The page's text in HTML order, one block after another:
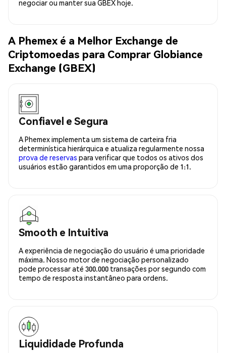
negociar ou manter sua GBEX hoje.
A Phemex é a Melhor Exchange de
Criptomoedas para Comprar Globiance
Exchange (GBEX)
Confiavel e Segura
A Phemex implementa um sistema de carteira fria
determinística hierárquica e atualiza regularmente nossa
prova de reservas para verificar que todos os ativos dos
usuários estão garantidos em uma proporção de 1:1.
Smooth e Intuitiva
A experiência de negociação do usuário é uma prioridade
máxima. Nosso motor de negociação personalizado
pode processar até 300.000 transações por segundo com
tempo de resposta instantâneo para ordens.
Liquididade Profunda